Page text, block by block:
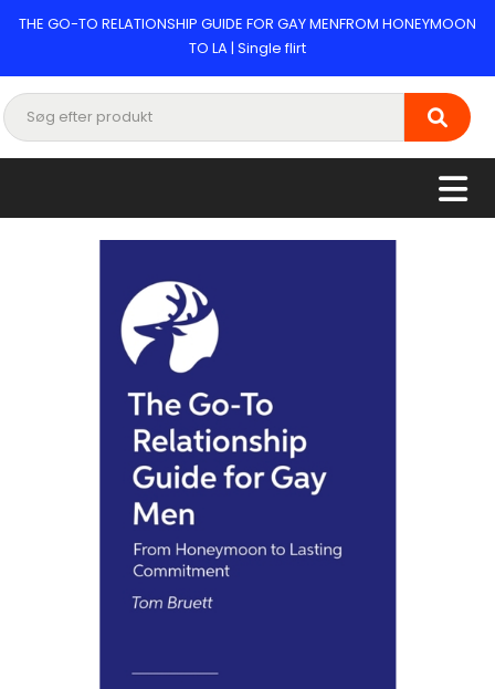
THE GO-TO RELATIONSHIP GUIDE FOR GAY MENFROM HONEYMOON
TO LA | Single flirt